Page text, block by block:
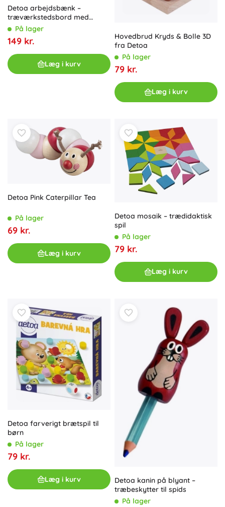
Detoa arbejdsbænk –
træværkstedsbord med
værktøj
På lager
149 kr.
Læg i kurv
Hovedbrud Kryds & Bolle 3D
fra Detoa
På lager
79 kr.
Læg i kurv
Detoa Pink Caterpillar Tea
På lager
69 kr.
Læg i kurv
Detoa mosaik – trædidaktisk
spil
På lager
79 kr.
Læg i kurv
Detoa farverigt brætspil til
børn
På lager
79 kr.
Læg i kurv
Detoa kanin på blyant –
træbeskytter til spids
På lager